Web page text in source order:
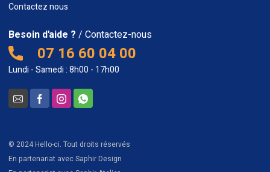
Contactez nous
Besoin d'aide ? / Contactez-nous
07 16 60 04 00
Lundi - Samedi : 8h00 - 17h00
© 2024 Hello-ci. Tout droits réservés
En partenariat avec Saphir Design